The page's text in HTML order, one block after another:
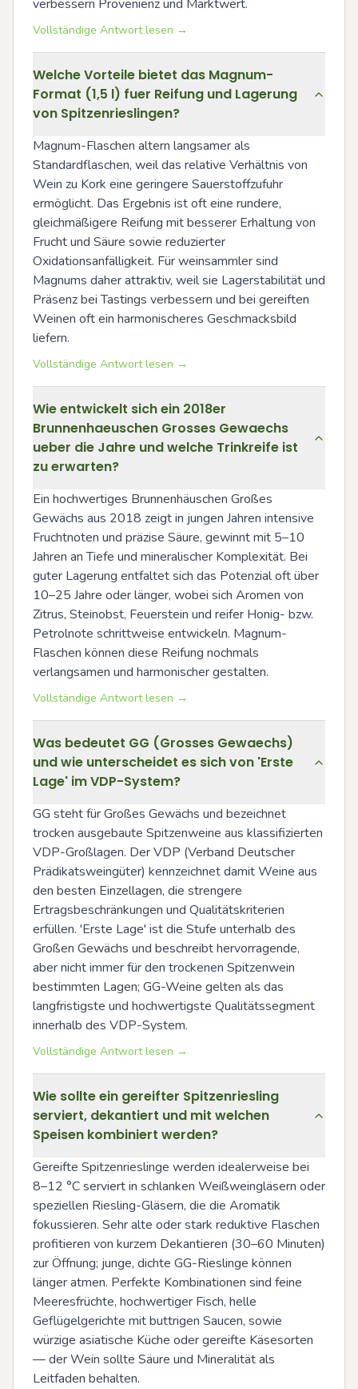
verbessern Provenienz und Marktwert.
Vollständige Antwort lesen →
Welche Vorteile bietet das Magnum-
Format (1,5 l) fuer Reifung und Lagerung
von Spitzenrieslingen?
Magnum-Flaschen altern langsamer als
Standardflaschen, weil das relative Verhältnis von
Wein zu Kork eine geringere Sauerstoffzufuhr
ermöglicht. Das Ergebnis ist oft eine rundere,
gleichmäßigere Reifung mit besserer Erhaltung von
Frucht und Säure sowie reduzierter
Oxidationsanfälligkeit. Für weinsammler sind
Magnums daher attraktiv, weil sie Lagerstabilität und
Präsenz bei Tastings verbessern und bei gereiften
Weinen oft ein harmonischeres Geschmacksbild
liefern.
Vollständige Antwort lesen →
Wie entwickelt sich ein 2018er
Brunnenhaeuschen Grosses Gewaechs
ueber die Jahre und welche Trinkreife ist
zu erwarten?
Ein hochwertiges Brunnenhäuschen Großes
Gewächs aus 2018 zeigt in jungen Jahren intensive
Fruchtnoten und präzise Säure, gewinnt mit 5–10
Jahren an Tiefe und mineralischer Komplexität. Bei
guter Lagerung entfaltet sich das Potenzial oft über
10–25 Jahre oder länger, wobei sich Aromen von
Zitrus, Steinobst, Feuerstein und reifer Honig- bzw.
Petrolnote schrittweise entwickeln. Magnum-
Flaschen können diese Reifung nochmals
verlangsamen und harmonischer gestalten.
Vollständige Antwort lesen →
Was bedeutet GG (Grosses Gewaechs)
und wie unterscheidet es sich von 'Erste
Lage' im VDP-System?
GG steht für Großes Gewächs und bezeichnet
trocken ausgebaute Spitzenweine aus klassifizierten
VDP-Großlagen. Der VDP (Verband Deutscher
Prädikatsweingüter) kennzeichnet damit Weine aus
den besten Einzellagen, die strengere
Ertragsbeschränkungen und Qualitätskriterien
erfüllen. 'Erste Lage' ist die Stufe unterhalb des
Großen Gewächs und beschreibt hervorragende,
aber nicht immer für den trockenen Spitzenwein
bestimmten Lagen; GG-Weine gelten als das
langfristigste und hochwertigste Qualitätssegment
innerhalb des VDP-System.
Vollständige Antwort lesen →
Wie sollte ein gereifter Spitzenriesling
serviert, dekantiert und mit welchen
Speisen kombiniert werden?
Gereifte Spitzenrieslinge werden idealerweise bei
8–12 °C serviert in schlanken Weißweingläsern oder
speziellen Riesling-Gläsern, die die Aromatik
fokussieren. Sehr alte oder stark reduktive Flaschen
profitieren von kurzem Dekantieren (30–60 Minuten)
zur Öffnung; junge, dichte GG-Rieslinge können
länger atmen. Perfekte Kombinationen sind feine
Meeresfrüchte, hochwertiger Fisch, helle
Geflügelgerichte mit buttrigen Saucen, sowie
würzige asiatische Küche oder gereifte Käsesorten
— der Wein sollte Säure und Mineralität als
Leitfaden behalten.